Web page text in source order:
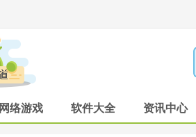
网络游戏 软件大全 资讯中心